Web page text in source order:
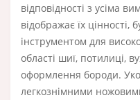
відповідності з усіма
відображає їх
інструментом для
області шиї, потилиці,
оформлення бороди.
легкознімними